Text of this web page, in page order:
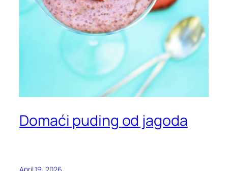
Domaći puding od jagoda
April 19, 2026